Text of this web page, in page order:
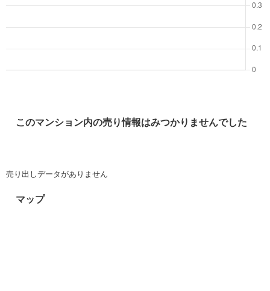
このマンション内の売り情報はみつかりませんでした
売り出しデータがありません
マップ